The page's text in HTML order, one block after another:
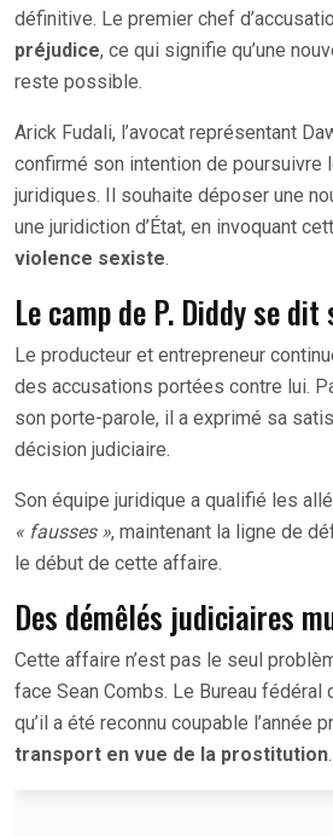
définitive. Le premier chef
préjudice, ce qui signifie qu’une
reste possible.
Arick Fudali, l’avocat représentant
confirmé son intention de poursuivre
juridiques. Il souhaite déposer une
une juridiction d’État, en invoquant
violence sexiste.
Le camp de P. Diddy se
Le producteur et entrepreneur
des accusations portées contre lui.
son porte-parole, il a exprimé sa
décision judiciaire.
Son équipe juridique a qualifié les
« fausses », maintenant la ligne de
le début de cette affaire.
Des démêlés judiciaires
Cette affaire n’est pas le seul
face Sean Combs. Le Bureau fédéral
qu’il a été reconnu coupable l’année
transport en vue de la prostitution.